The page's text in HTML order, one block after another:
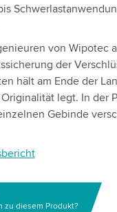
von Wipotec
der
hält am Ende der
legt. In der
Gebinde
zu diesem Produkt?